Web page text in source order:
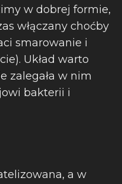
w dobrej formie,
włączany choćby
smarowanie i
Układ warto
zalegała w nim
bakterii i
a w